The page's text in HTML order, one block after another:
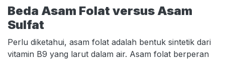
Beda Asam Folat versus Asam
Sulfat
Perlu diketahui, asam folat adalah bentuk sintetik dari
vitamin B9 yang larut dalam air. Asam folat berperan